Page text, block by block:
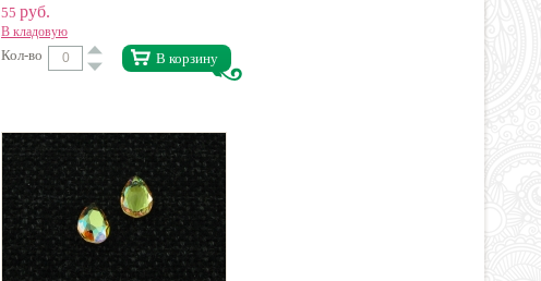
55 руб.
В кладовую
Кол-во В корзину